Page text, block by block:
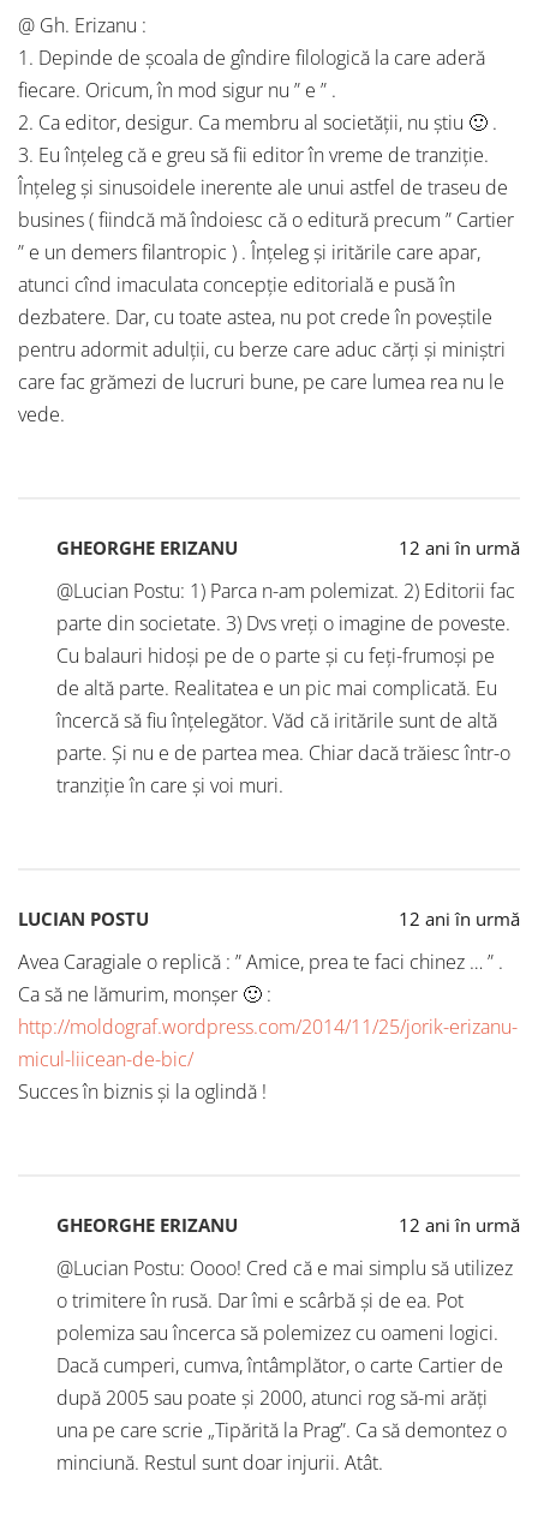
@ Gh. Erizanu :
1. Depinde de şcoala de gîndire filologică la care aderă
fiecare. Oricum, în mod sigur nu ” e ” .
2. Ca editor, desigur. Ca membru al societăţii, nu ştiu 🙂 .
3. Eu înţeleg că e greu să fii editor în vreme de tranziţie.
Înţeleg şi sinusoidele inerente ale unui astfel de traseu de
busines ( fiindcă mă îndoiesc că o editură precum ” Cartier
” e un demers filantropic ) . Înţeleg şi iritările care apar,
atunci cînd imaculata concepţie editorială e pusă în
dezbatere. Dar, cu toate astea, nu pot crede în poveştile
pentru adormit adulţii, cu berze care aduc cărţi şi miniştri
care fac grămezi de lucruri bune, pe care lumea rea nu le
vede.
GHEORGHE ERIZANU 12 ani în urmă
@Lucian Postu: 1) Parca n-am polemizat. 2) Editorii fac
parte din societate. 3) Dvs vreți o imagine de poveste.
Cu balauri hidoși pe de o parte și cu feți-frumoși pe
de altă parte. Realitatea e un pic mai complicată. Eu
încercă să fiu înțelegător. Văd că iritările sunt de altă
parte. Și nu e de partea mea. Chiar dacă trăiesc într-o
tranziție în care și voi muri.
LUCIAN POSTU 12 ani în urmă
Avea Caragiale o replică : ” Amice, prea te faci chinez … ” .
Ca să ne lămurim, monşer 🙂 :
http://moldograf.wordpress.com/2014/11/25/jorik-erizanu-
micul-liicean-de-bic/
Succes în biznis şi la oglindă !
GHEORGHE ERIZANU 12 ani în urmă
@Lucian Postu: Oooo! Cred că e mai simplu să utilizez
o trimitere în rusă. Dar îmi e scârbă și de ea. Pot
polemiza sau încerca să polemizez cu oameni logici.
Dacă cumperi, cumva, întâmplător, o carte Cartier de
după 2005 sau poate și 2000, atunci rog să-mi arăți
una pe care scrie „Tipărită la Prag”. Ca să demontez o
minciună. Restul sunt doar injurii. Atât.